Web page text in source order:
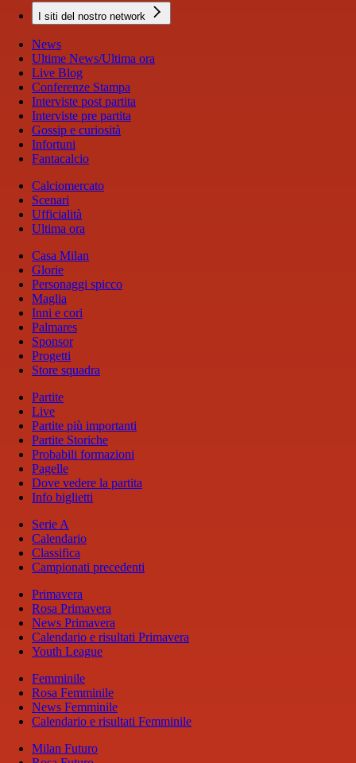
I siti del nostro network
News
Ultime News/Ultima ora
Live Blog
Conferenze Stampa
Interviste post partita
Interviste pre partita
Gossip e curiosità
Infortuni
Fantacalcio
Calciomercato
Scenari
Ufficialità
Ultima ora
Casa Milan
Glorie
Personaggi spicco
Maglia
Inni e cori
Palmares
Sponsor
Progetti
Store squadra
Partite
Live
Partite più importanti
Partite Storiche
Probabili formazioni
Pagelle
Dove vedere la partita
Info biglietti
Serie A
Calendario
Classifica
Campionati precedenti
Primavera
Rosa Primavera
News Primavera
Calendario e risultati Primavera
Youth League
Femminile
Rosa Femminile
News Femminile
Calendario e risultati Femminile
Milan Futuro